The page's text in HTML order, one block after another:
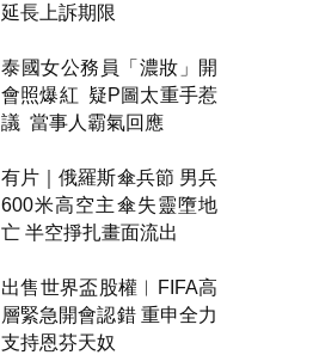
延長上訴期限
泰國女公務員「濃妝」開
會照爆紅 疑P圖太重手惹
議 當事人霸氣回應
有片｜俄羅斯傘兵節 男兵
600米高空主傘失靈墮地
亡 半空掙扎畫面流出
出售世界盃股權︱FIFA高
層緊急開會認錯 重申全力
支持恩芬天奴